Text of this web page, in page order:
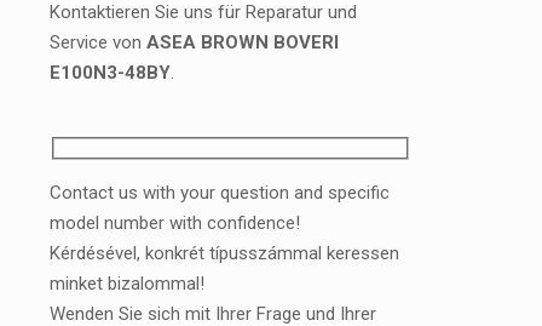
Kontaktieren Sie uns für Reparatur und
Service von ASEA BROWN BOVERI
E100N3-48BY.
Contact us with your question and specific
model number with confidence!
Kérdésével, konkrét típusszámmal keressen
minket bizalommal!
Wenden Sie sich mit Ihrer Frage und Ihrer